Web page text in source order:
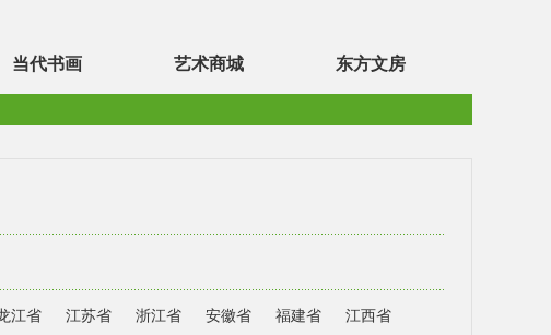
当代书画 艺术商城 东方文房
江省 江苏省 浙江省 安徽省 福建省
江西省